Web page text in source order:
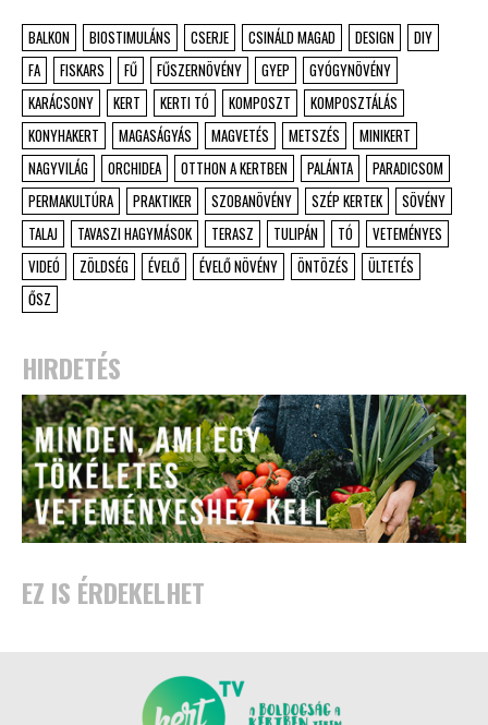
BALKON BIOSTIMULÁNS CSERJE CSINÁLD MAGAD DESIGN
DIY
FA
FISKARS FŰ FŰSZERNÖVÉNY GYEP
GYÓGYNÖVÉNY
KARÁCSONY
KERT KERTI TÓ KOMPOSZT
KOMPOSZTÁLÁS
KONYHAKERT
MAGASÁGYÁS MAGVETÉS METSZÉS
MINIKERT
NAGYVILÁG
ORCHIDEA OTTHON A KERTBEN PALÁNTA
PARADICSOM
PERMAKULTÚRA
PRAKTIKER SZOBANÖVÉNY SZÉP KERTEK
SÖVÉNY
TALAJ
TAVASZI HAGYMÁSOK TERASZ TULIPÁN TÓ
VETEMÉNYES
VIDEÓ
ZÖLDSÉG ÉVELŐ ÉVELŐ NÖVÉNY ÖNTÖZÉS
ÜLTETÉS
ŐSZ
HIRDETÉS
EZ IS ÉRDEKELHET